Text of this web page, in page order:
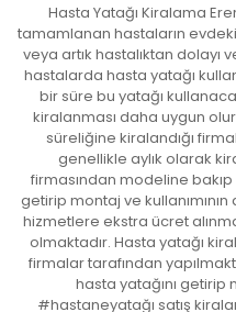
Hasta Yatağı Kiralama
tamamlanan hastaların
veya artık hastalıktan dolayı
hastalarda hasta yatağı
bir süre bu yatağı
kiralanması daha uygun
süreliğine kiralandığı
genellikle aylık olarak
firmasından modeline
getirip montaj ve kullanımının
hizmetlere ekstra ücret
olmaktadır. Hasta yatağı
firmalar tarafından
hasta yatağını
#hastaneyatağı satış